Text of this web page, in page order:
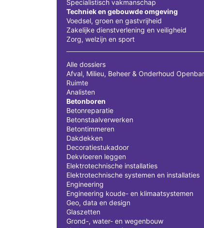
Specialistisch vakmanschap
Techniek en gebouwde omgeving
Voedsel, groen en gastvrijheid
Zakelijke dienstverlening en veiligheid
Zorg, welzijn en sport
Alle dossiers
Afval, Milieu, Beheer & Onderhoud
Ruimte
Analisten
Betonboren
Betonreparatie
Betonstaalverwerken
Betontimmeren
Dakdekken
Decoratiestukadoor
Dekvloeren leggen
Elektrotechnische installaties
Elektrotechnische systemen en installaties
Engineering
Engineering koude- en klimaatsystemen
Geo, data en design
Glaszetten
Grond-, water- en wegenbouw